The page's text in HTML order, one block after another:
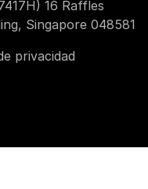
16 Raffles
Singapore 048581
privacidad